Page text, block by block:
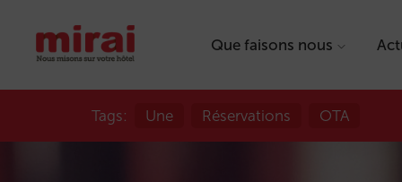
Que faisons nous
Tags: Une Réservations OTA